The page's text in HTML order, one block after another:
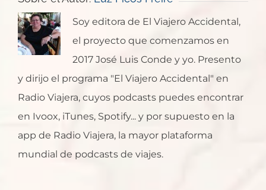
Soy editora de El Viajero Accidental,
el proyecto que comenzamos en
2017 José Luis Conde y yo. Presento
y dirijo el programa "El Viajero Accidental" en
Radio Viajera, cuyos podcasts puedes encontrar
en Ivoox, iTunes, Spotify... y por supuesto en la
app de Radio Viajera, la mayor plataforma
mundial de podcasts de viajes.